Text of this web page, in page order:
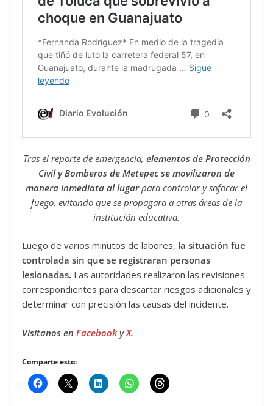
Tras el reporte de emergencia, elementos de Protección
Civil y Bomberos de Metepec se movilizaron de
manera inmediata al lugarpara controlar y sofocar el
fuego, evitando que se propagara a otras áreas de la
institución educativa.
Luego de varios minutos de labores, la situación fue
controlada sin que se registraran personas
lesionadas. Las autoridades realizaron las revisiones
correspondientes para descartar riesgos adicionales y
determinar con precisión las causas del incidente.
Visítanos en FacebookyX.
Comparte esto: